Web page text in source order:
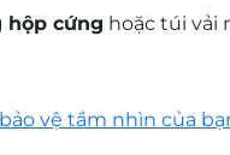
hộp cứng hoặc túi vải
vệ tầm nhìn của